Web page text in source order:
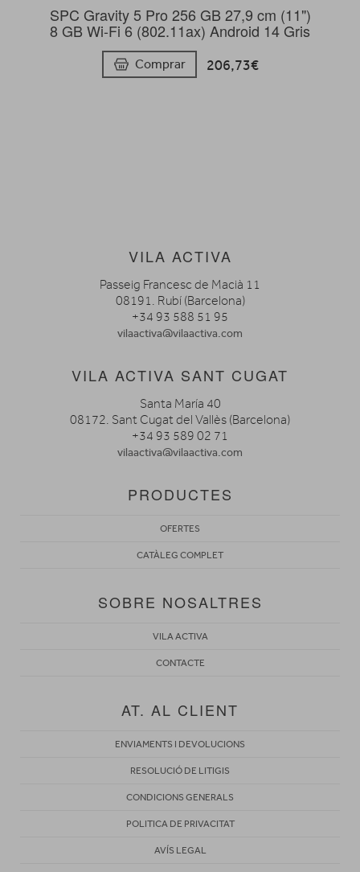
SPC Gravity 5 Pro 256 GB 27,9 cm (11")
8 GB Wi-Fi 6 (802.11ax) Android 14 Gris
Comprar 206,73€
VILA ACTIVA
Passeig Francesc de Macià 11
08191. Rubí (Barcelona)
+34 93 588 51 95
vilaactiva@vilaactiva.com
VILA ACTIVA SANT CUGAT
Santa María 40
08172. Sant Cugat del Vallès (Barcelona)
+34 93 589 02 71
vilaactiva@vilaactiva.com
PRODUCTES
OFERTES
CATÀLEG COMPLET
SOBRE NOSALTRES
VILA ACTIVA
CONTACTE
AT. AL CLIENT
ENVIAMENTS I DEVOLUCIONS
RESOLUCIÓ DE LITIGIS
CONDICIONS GENERALS
POLITICA DE PRIVACITAT
AVÍS LEGAL